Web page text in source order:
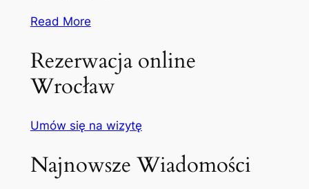
Read More
Rezerwacja online
Wrocław
Umów się na wizytę
Najnowsze Wiadomości